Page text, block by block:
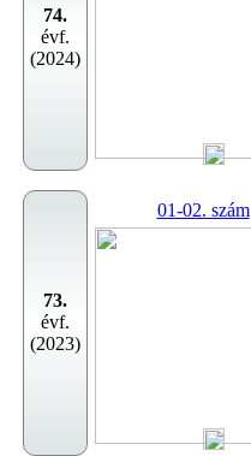
74.
évf.
(2024)
73.
évf.
(2023)
01-02. szám